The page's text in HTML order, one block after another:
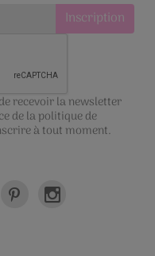
recevoir la newsletter
de lapolitique de
à tout moment.